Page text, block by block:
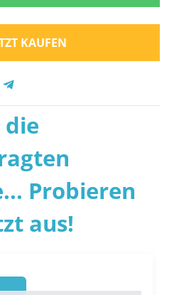
KAUFEN
die
Probieren
aus!